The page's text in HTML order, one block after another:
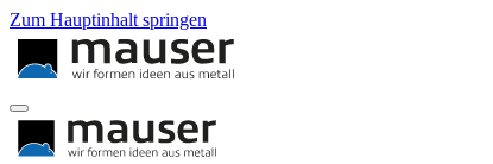
Zum Hauptinhalt springen